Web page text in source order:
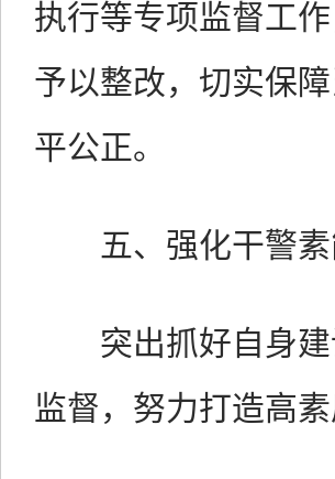
执行等专项监督工
予以整改，切实保
平公正。
五、强化干警素
突出抓好自身建
监督，努力打造高